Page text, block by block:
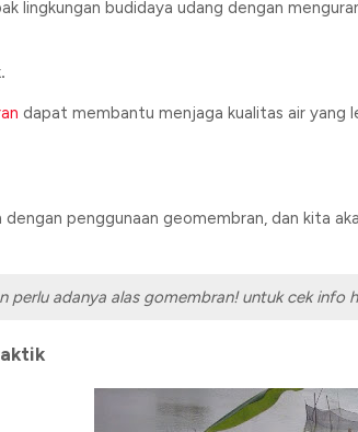
lingkungan budidaya udang dengan
dapat membantu menjaga kualitas air yang
penggunaan geomembran, dan kita
perlu adanya alas gomembran! untuk cek info